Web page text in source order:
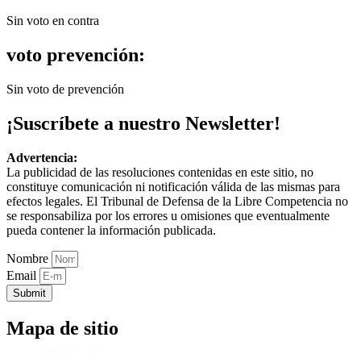
Sin voto en contra
voto prevención:
Sin voto de prevención
¡Suscríbete a nuestro Newsletter!
Advertencia:
La publicidad de las resoluciones contenidas en este sitio, no
constituye comunicación ni notificación válida de las mismas para
efectos legales. El Tribunal de Defensa de la Libre Competencia no
se responsabiliza por los errores u omisiones que eventualmente
pueda contener la información publicada.
Nombre
Email
Submit
Mapa de sitio